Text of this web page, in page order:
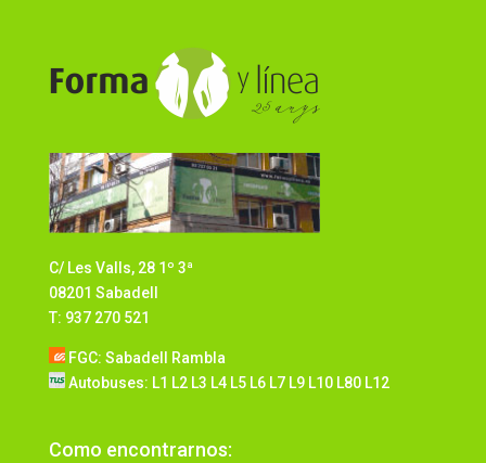
C/ Les Valls, 28 1º 3ª
08201 Sabadell
T: 937 270 521
FGC: Sabadell Rambla
Autobuses: L1 L2 L3 L4 L5 L6 L7 L9 L10 L80 L12
Como encontrarnos: